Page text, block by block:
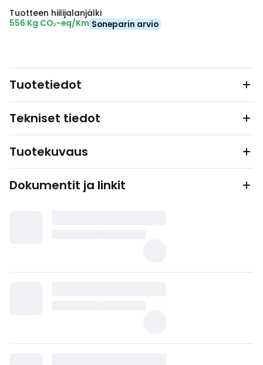
Tuotteen hiilijalanjälki
556 Kg CO₂-eq/Km Soneparin arvio
Tuotetiedot
Tekniset tiedot
Tuotekuvaus
Dokumentit ja linkit